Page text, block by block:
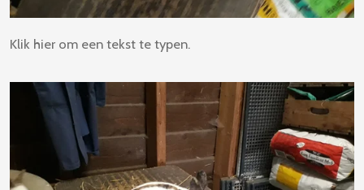
Klik hier om een tekst te typen.